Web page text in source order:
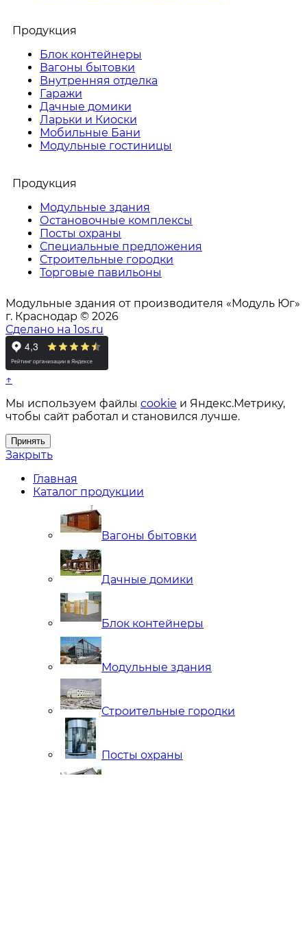
Продукция
Блок контейнеры
Вагоны бытовки
Внутренняя отделка
Гаражи
Дачные домики
Ларьки и Киоски
Мобильные Бани
Модульные гостиницы
Продукция
Модульные здания
Остановочные комплексы
Посты охраны
Специальные предложения
Строительные городки
Торговые павильоны
Модульные здания от производителя «Модуль Юг»
г. Краснодар © 2026
Сделано на 1os.ru
↑
Мы используем файлы cookie и Яндекс.Метрику,
чтобы сайт работал и становился лучше.
Принять
Закрыть
Главная
Каталог продукции
Вагоны бытовки
Дачные домики
Блок контейнеры
Модульные здания
Строительные городки
Посты охраны